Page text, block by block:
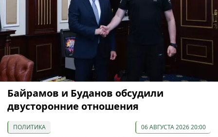
Байрамов и Буданов обсудили
двусторонние отношения
ПОЛИТИКА 06 АВГУСТА 2026 20:00